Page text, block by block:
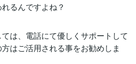
るんですよね？
は、電話にて優しくサポートして
はご活用される事をお勧めしま